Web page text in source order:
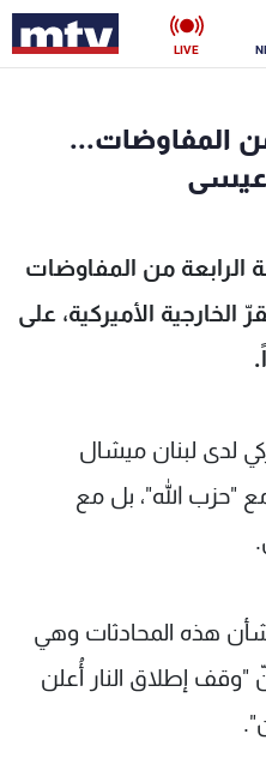
LIVE
من المفاوضات...
عيسى
الرابعة من المفاوضات
الخارجية الأميركية، على
لدى لبنان ميشال
"حزب الله"، بل مع
هذه المحادثات وهي
"وقف إطلاق النار أُعلن
فن
رياضة
الإسـتخدام